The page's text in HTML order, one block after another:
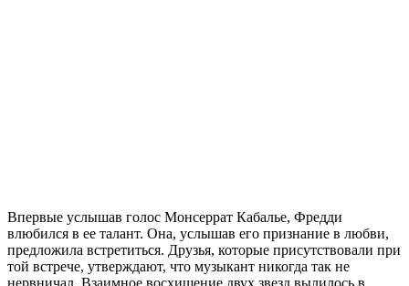
Впервые услышав голос Монсеррат Кабалье, Фредди
влюбился в ее талант. Она, услышав его признание в любви,
предложила встретиться. Друзья, которые присутствовали при
той встрече, утверждают, что музыкант никогда так не
нервничал. Взаимное восхищение двух звезд вылилось в